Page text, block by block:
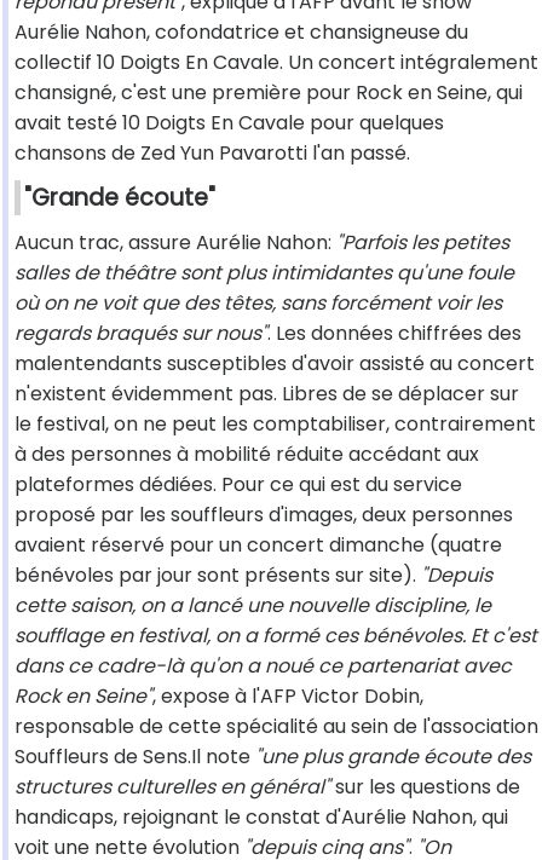
Aurélie Nahon, cofondatrice et chansigneuse du
collectif 10 Doigts En Cavale. Un concert intégralement
chansigné, c'est une première pour Rock en Seine, qui
avait testé 10 Doigts En Cavale pour quelques
chansons de Zed Yun Pavarotti l'an passé.
"Grande écoute"
Aucun trac, assure Aurélie Nahon: "Parfois les petites
salles de théâtre sont plus intimidantes qu'une foule
où on ne voit que des têtes, sans forcément voir les
regards braqués sur nous". Les données chiffrées des
malentendants susceptibles d'avoir assisté au concert
n'existent évidemment pas. Libres de se déplacer sur
le festival, on ne peut les comptabiliser, contrairement
à des personnes à mobilité réduite accédant aux
plateformes dédiées. Pour ce qui est du service
proposé par les souffleurs d'images, deux personnes
avaient réservé pour un concert dimanche (quatre
bénévoles par jour sont présents sur site). "Depuis
cette saison, on a lancé une nouvelle discipline, le
soufflage en festival, on a formé ces bénévoles. Et c'est
dans ce cadre-là qu'on a noué ce partenariat avec
Rock en Seine", expose à l'AFP Victor Dobin,
responsable de cette spécialité au sein de l'association
Souffleurs de Sens.Il note "une plus grande écoute des
structures culturelles en général"sur les questions de
handicaps, rejoignant le constat d'Aurélie Nahon, qui
voit une nette évolution "depuis cinq ans". "On